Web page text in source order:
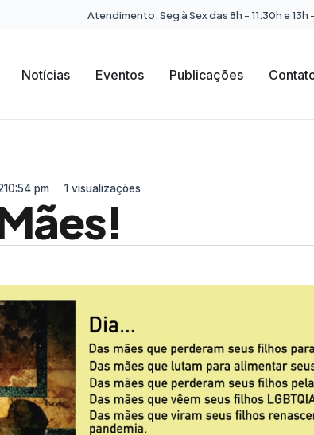
Atendimento: Seg à Sex das 8h - 11:30h e
Notícias Eventos Publicações
10:54 pm 1 visualizações